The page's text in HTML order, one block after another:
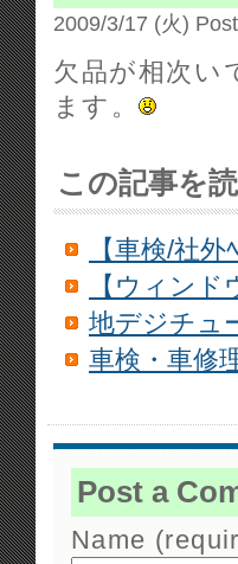
2009/3/17 (火)
欠品が相次い
ます。
この記事を
【車検/社
【ウィン
地デジチュ
車検・車修
Post a
Name